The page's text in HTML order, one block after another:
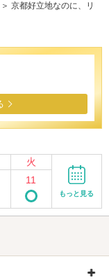
京都好立地なのに、リ
火
11
もっと見る